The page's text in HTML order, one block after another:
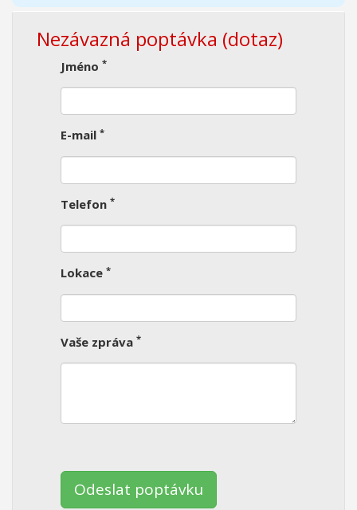
Nezávazná poptávka (dotaz)
Jméno *
E-mail *
Telefon *
Lokace *
Vaše zpráva *
pole
prázdné.